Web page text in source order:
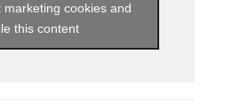
marketing cookies and
this content